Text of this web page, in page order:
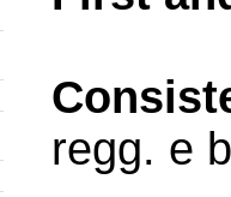
regg. e